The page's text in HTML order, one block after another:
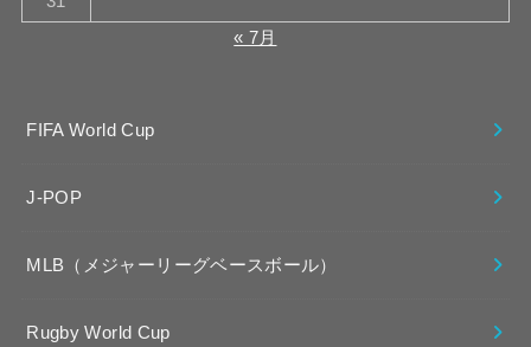
« 7月
FIFA World Cup
J-POP
MLB（メジャーリーグベースボール）
Rugby World Cup